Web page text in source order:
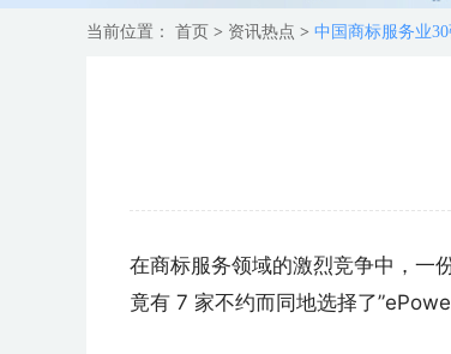
当前位置： 首页 > 资讯热点 > 中国商标服务业
在商标服务领域的激烈竞争中，一
竟有 7 家不约而同地选择了